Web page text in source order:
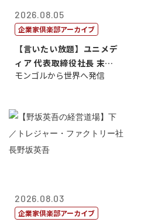
2026.08.05
企業家倶楽部アーカイブ
【言いたい放題】ユニメデ
ィア 代表取締役社長 末田
真
モンゴルから世界へ発信
2026.08.03
企業家倶楽部アーカイブ